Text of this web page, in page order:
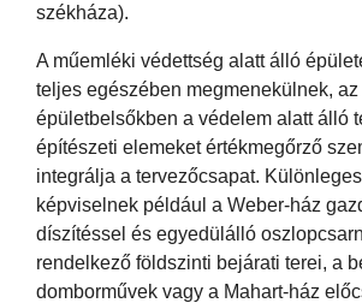
székháza).
A műemléki védettség alatt álló
teljes egészében megmenekülnek, az
épületbelsőkben a védelem alatt álló
építészeti elemeket értékmegőrző
integrálja a tervezőcsapat.
képviselnek például a Weber-ház
díszítéssel és egyedülálló
rendelkező földszinti bejárati terei, a
domborművek vagy a Mahart-ház